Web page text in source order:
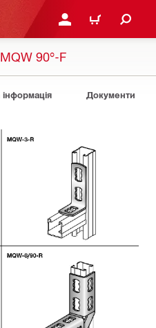
УВІЙТИ АБО
КОШИК
90°-F
Документи